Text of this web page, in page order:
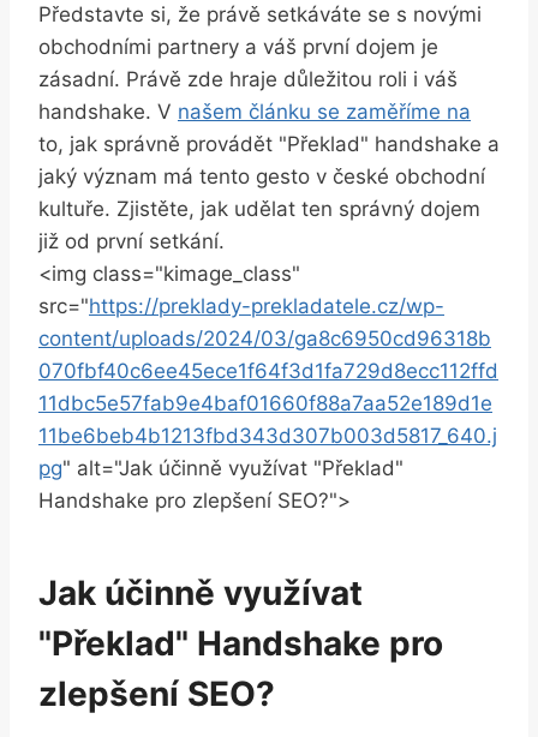
Představte si, že právě setkáváte se s novými
obchodními partnery a váš první dojem je
zásadní. Právě zde hraje důležitou roli i váš
handshake. V našem článku se zaměříme na
to, jak správně provádět "Překlad" handshake a
jaký význam má tento gesto v české obchodní
kultuře. Zjistěte, jak udělat ten správný dojem
již od první setkání.
<img class="kimage_class"
src="https://preklady-prekladatele.cz/wp-
content/uploads/2024/03/ga8c6950cd96318b
070fbf40c6ee45ece1f64f3d1fa729d8ecc112ffd
11dbc5e57fab9e4baf01660f88a7aa52e189d1e
11be6beb4b1213fbd343d307b003d5817_640.j
pg" alt="Jak účinně využívat "Překlad"
Handshake pro zlepšení SEO?">
Jak účinně využívat
"Překlad" Handshake pro
zlepšení SEO?